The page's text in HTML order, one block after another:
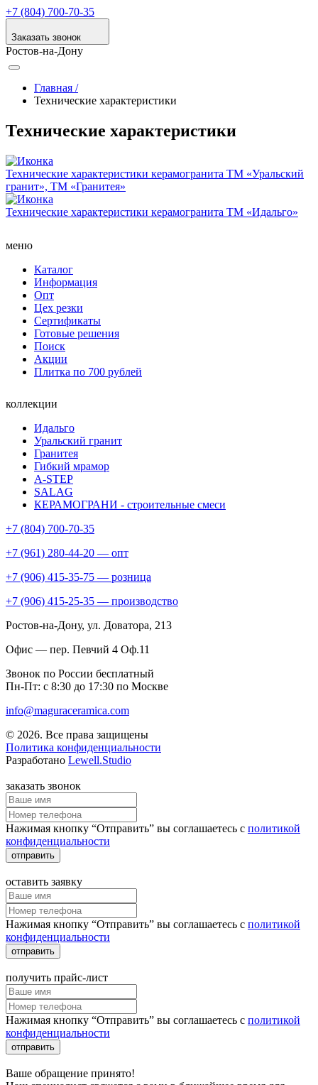
+7 (804) 700-70-35
Заказать звонок
Ростов-на-Дону
Главная /
Технические характеристики
Технические характеристики
Технические характеристики керамогранита ТМ «Уральский
гранит», ТМ «Гранитея»
Технические характеристики керамогранита ТМ «Идальго»
меню
Каталог
Информация
Опт
Цех резки
Сертификаты
Готовые решения
Поиск
Акции
Плитка по 700 рублей
коллекции
Идальго
Уральский гранит
Гранитея
Гибкий мрамор
A-STEP
SALAG
КЕРАМОГРАНИ - строительные смеси
+7 (804) 700-70-35
+7 (961) 280-44-20 — опт
+7 (906) 415-35-75 — розница
+7 (906) 415-25-35 — производство
Ростов-на-Дону, ул. Доватора, 213
Офис — пер. Певчий 4 Оф.11
Звонок по России бесплатный
Пн-Пт: с 8:30 до 17:30 по Москве
info@maguraceramica.com
© 2026. Все права защищены
Политика конфиденциальности
Разработано Lewell.Studio
заказать звонок
Нажимая кнопку “Отправить” вы соглашаетесь с политикой
конфиденциальности
отправить
оставить заявку
Нажимая кнопку “Отправить” вы соглашаетесь с политикой
конфиденциальности
отправить
получить прайс-лист
Нажимая кнопку “Отправить” вы соглашаетесь с политикой
конфиденциальности
отправить
Ваше обращение принято!